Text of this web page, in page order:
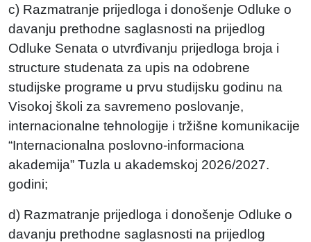
c) Razmatranje prijedloga i donošenje Odluke o
davanju prethodne saglasnosti na prijedlog
Odluke Senata o utvrđivanju prijedloga broja i
structure studenata za upis na odobrene
studijske programe u prvu studijsku godinu na
Visokoj školi za savremeno poslovanje,
internacionalne tehnologije i tržišne komunikacije
“Internacionalna poslovno-informaciona
akademija” Tuzla u akademskoj 2026/2027.
godini;
d) Razmatranje prijedloga i donošenje Odluke o
davanju prethodne saglasnosti na prijedlog